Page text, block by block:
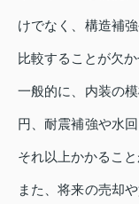
けでなく、構造補
比較することが欠か
一般的に、内装の
円、耐震補強や水
それ以上かかるこ
また、将来の売却